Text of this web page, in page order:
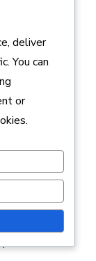
on liian
lihaksia
liian
ovat
deliver
You can
or